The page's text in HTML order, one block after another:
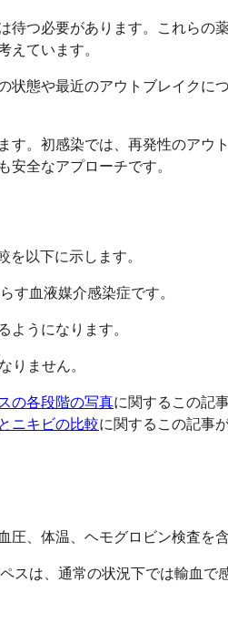
つ必要があります。これらの
えています。
態や最近のアウトブレイクに
。初感染では、再発性のアウ
全なアプローチです。
以下に示します。
す血液媒介感染症です。
ようになります。
りません。
の各段階の写真に関するこの記
ニキビの比較に関するこの記事
、体温、ヘモグロビン検査を
スは、通常の状況下では輸血で